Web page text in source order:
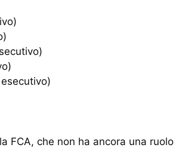
FCA, che non ha ancora una ruolo